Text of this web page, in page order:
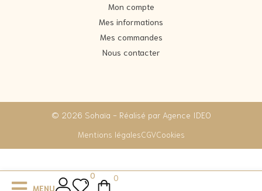
MENU
0 0
Mon compte
Mes informations
Mes commandes
Nous contacter
© 2026 Sohaïa - Réalisé par Agence IDEO
Mentions légalesCGVCookies